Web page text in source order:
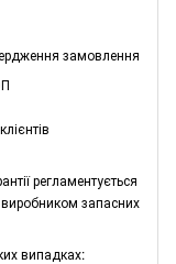
замовлення
регламентується
запасних
випадках: